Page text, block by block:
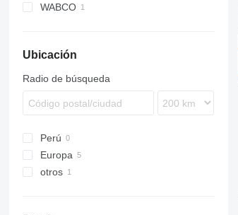
WABCO
Ubicación
Radio de búsqueda
Perú
Europa
otros